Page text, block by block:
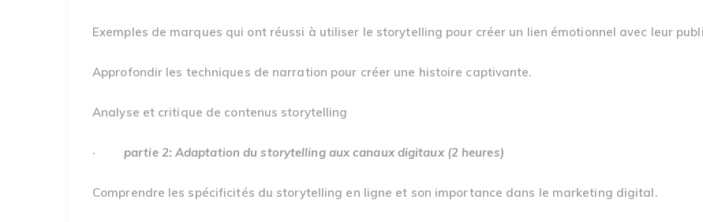
Exemples de marques qui ont réussi à utiliser le storytelling pour créer un lien émotionnel avec leur
Approfondir les techniques de narration pour créer une histoire captivante.
Analyse et critique de contenus storytelling
· partie 2: Adaptation du storytelling aux canaux digitaux (2 heures)
Comprendre les spécificités du storytelling en ligne et son importance dans le marketing digital.